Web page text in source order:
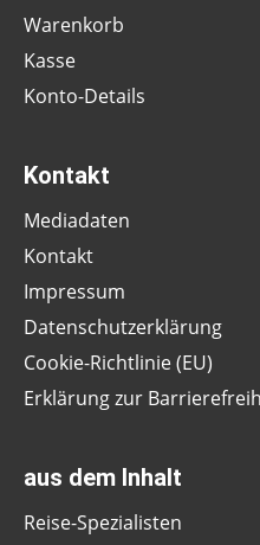
Warenkorb
Kasse
Konto-Details
Kontakt
Mediadaten
Kontakt
Impressum
Datenschutzerklärung
Cookie-Richtlinie (EU)
Erklärung zur
aus dem Inhalt
Reise-Spezialisten